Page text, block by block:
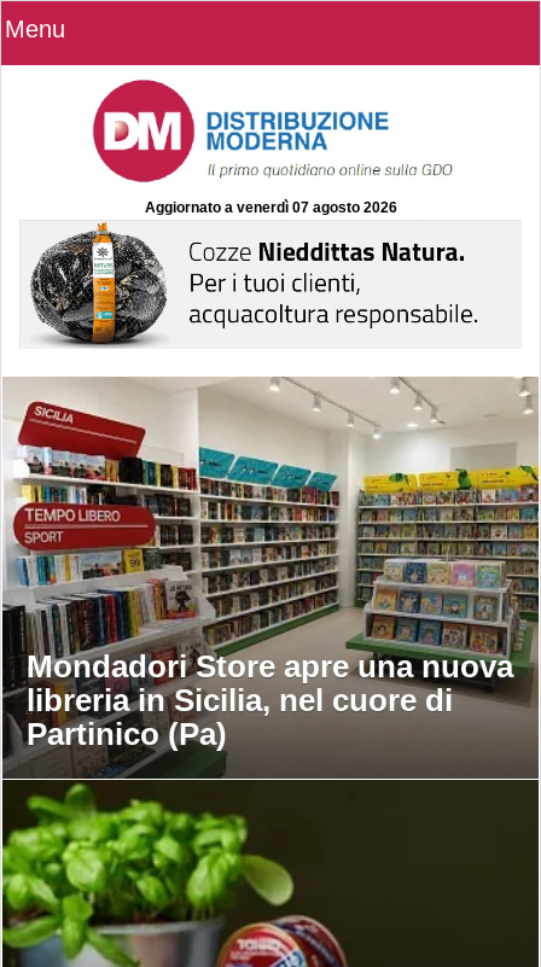
Menu
Aggiornato a venerdì 07 agosto 2026
Mondadori Store apre una nuova
libreria in Sicilia, nel cuore di
Partinico (Pa)